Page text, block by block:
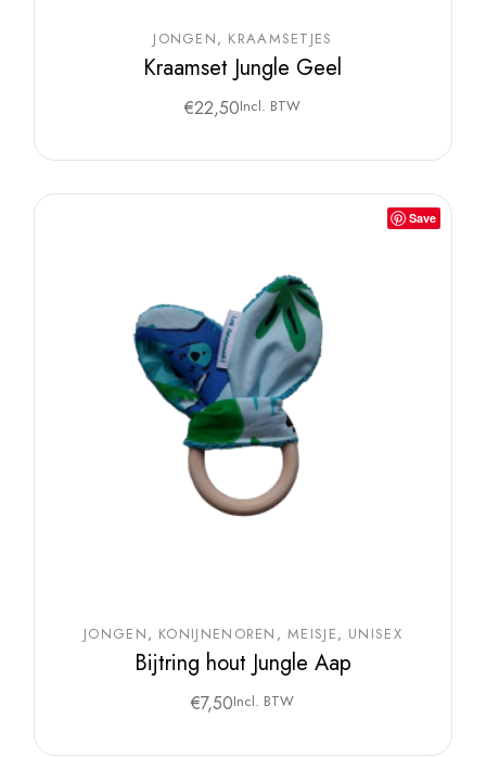
JONGEN KRAAMSETJES
Kraamset Jungle Geel
€22,50Incl. BTW
Save
JONGEN KONIJNENOREN MEISJE UNISEX
Bijtring hout Jungle Aap
€7,50Incl. BTW